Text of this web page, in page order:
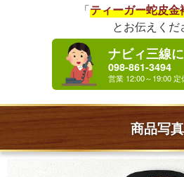
「ティーガー蛇皮金
とお伝えくだ
ナビィ三線
098-861-3494
商品写真